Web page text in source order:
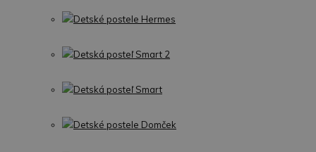
Detské postele Hermes
Detská posteľ Smart 2
Detská posteľ Smart
Detské postele Domček